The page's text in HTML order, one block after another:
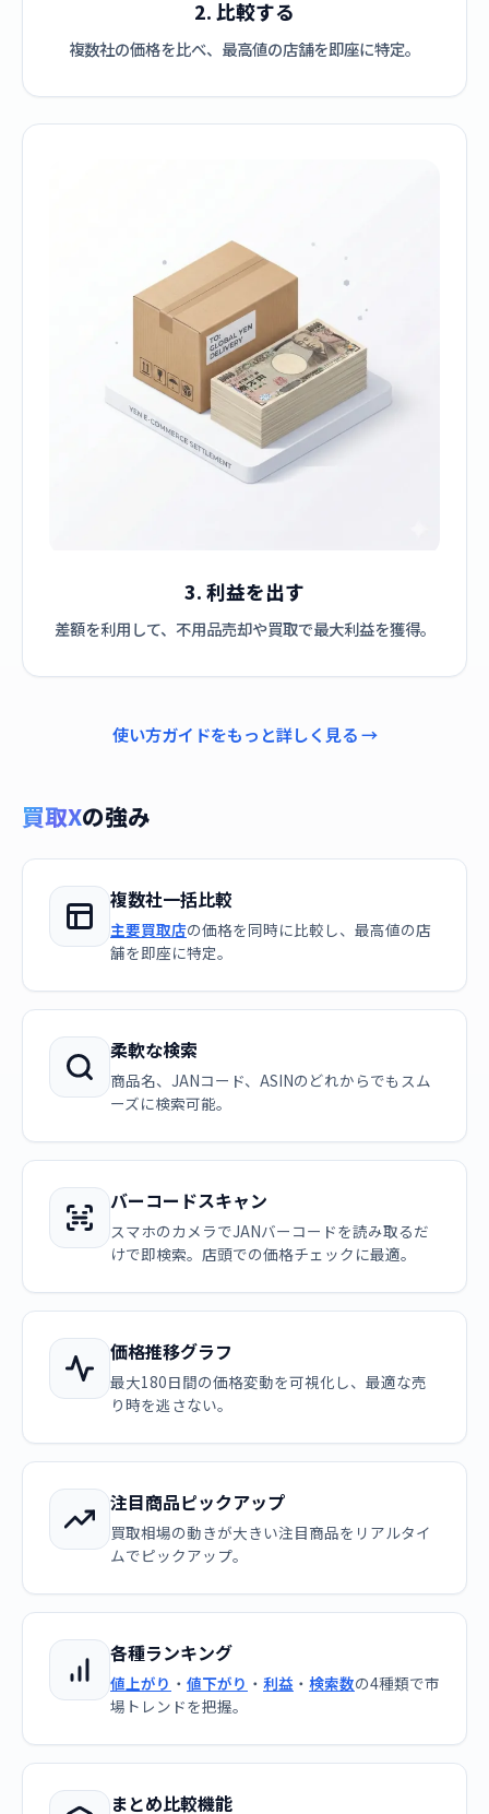
2. 比較する
複数社の価格を比べ、最高値の店舗を即座に特定。
3. 利益を出す
差額を利用して、不用品売却や買取で最大利益を獲得。
使い方ガイドをもっと詳しく見る →
買取Xの強み
複数社一括比較
主要買取店の価格を同時に比較し、最高値の店
舗を即座に特定。
柔軟な検索
商品名、JANコード、ASINのどれからでもスム
ーズに検索可能。
バーコードスキャン
スマホのカメラでJANバーコードを読み取るだ
けで即検索。店頭での価格チェックに最適。
価格推移グラフ
最大180日間の価格変動を可視化し、最適な売
り時を逃さない。
注目商品ピックアップ
買取相場の動きが大きい注目商品をリアルタイ
ムでピックアップ。
各種ランキング
値上がり ・ 値下がり ・ 利益 ・ 検索数の4種類で市
場トレンドを把握。
まとめ比較機能